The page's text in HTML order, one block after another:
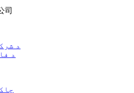
司
د
د